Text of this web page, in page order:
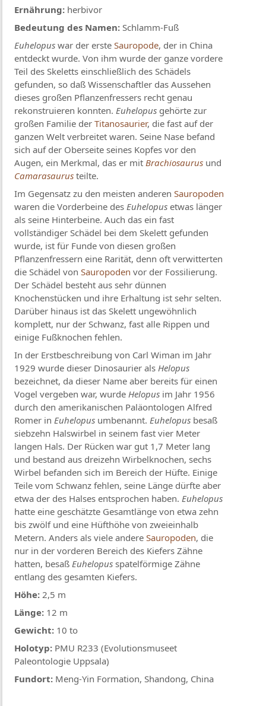
Ernährung: herbivor
Bedeutung des Namen: Schlamm-Fuß
Euhelopus war der ersteSauropode, der in China
entdeckt wurde. Von ihm wurde der ganze vordere
Teil des Skeletts einschließlich des Schädels
gefunden, so daß Wissenschaftler das Aussehen
dieses großen Pflanzenfressers recht genau
rekonstruieren konnten.Euhelopus gehörte zur
großen Familie derTitanosaurier, die fast auf der
ganzen Welt verbreitet waren. Seine Nase befand
sich auf der Oberseite seines Kopfes vor den
Augen, ein Merkmal, das er mitBrachiosaurus und
Camarasaurus teilte.
Im Gegensatz zu den meisten anderenSauropoden
waren die Vorderbeine desEuhelopus etwas länger
als seine Hinterbeine. Auch das ein fast
vollständiger Schädel bei dem Skelett gefunden
wurde, ist für Funde von diesen großen
Pflanzenfressern eine Rarität, denn oft verwitterten
die Schädel vonSauropoden vor der Fossilierung.
Der Schädel besteht aus sehr dünnen
Knochenstücken und ihre Erhaltung ist sehr selten.
Darüber hinaus ist das Skelett ungewöhnlich
komplett, nur der Schwanz, fast alle Rippen und
einige Fußknochen fehlen.
In der Erstbeschreibung von Carl Wiman im Jahr
1929 wurde dieser Dinosaurier als Helopus
bezeichnet, da dieser Name aber bereits für einen
Vogel vergeben war, wurdeHelopus im Jahr 1956
durch den amerikanischen Paläontologen Alfred
Romer inEuhelopus umbenannt.Euhelopus besaß
siebzehn Halswirbel in seinem fast vier Meter
langen Hals. Der Rücken war gut 1,7 Meter lang
und bestand aus dreizehn Wirbelknochen, sechs
Wirbel befanden sich im Bereich der Hüfte. Einige
Teile vom Schwanz fehlen, seine Länge dürfte aber
etwa der des Halses entsprochen haben.Euhelopus
hatte eine geschätzte Gesamtlänge von etwa zehn
bis zwölf und eine Hüfthöhe von zweieinhalb
Metern. Anders als viele andereSauropoden, die
nur in der vorderen Bereich des Kiefers Zähne
hatten, besaßEuhelopus spatelförmige Zähne
entlang des gesamten Kiefers.
Höhe:2,5 m
Länge: 12 m
Gewicht: 10 to
Holotyp: PMU R233 (Evolutionsmuseet
Paleontologie Uppsala)
Fundort: Meng-Yin Formation, Shandong, China